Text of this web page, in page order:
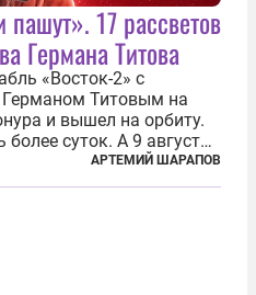
17 рассветов
Германа Титова
«Восток-2» с
Титовым на
и вышел на орбиту.
суток. А 9 августа
получил звезду Героя
Ленина. Миссия Титова
АРТЕМИЙ ШАРАПОВ